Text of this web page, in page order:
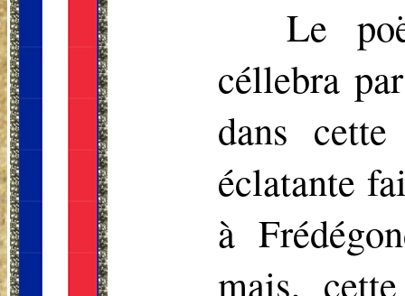
Le
céllebra
dans
éclatante
à
mais,